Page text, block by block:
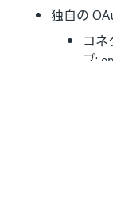
独自の
コ
プ: